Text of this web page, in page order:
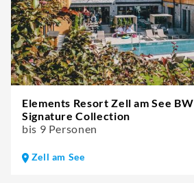
Elements Resort Zell am See BW
Signature Collection
bis 9 Personen
Zell am See